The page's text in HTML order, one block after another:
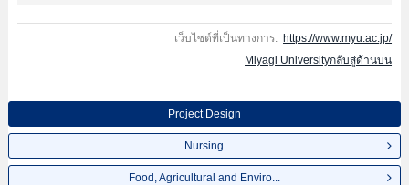
เว็บไซต์ที่เป็นทางการ: https://www.myu.ac.jp/
Miyagi Universityกลับสู่ด้านบน
Project Design
Nursing
Food, Agricultural and Enviro...